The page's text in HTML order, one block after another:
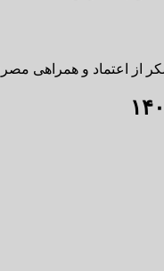
کنندگان گرامی، مدت